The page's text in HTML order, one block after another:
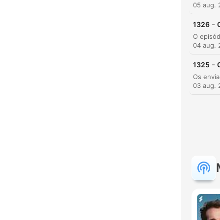
05 aug.
1326 -
04 aug.
1325 -
03 aug.